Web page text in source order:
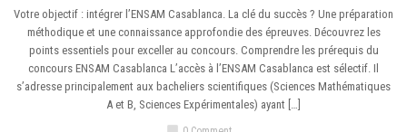
Votre objectif : intégrer l’ENSAM Casablanca. La clé du succès ? Une préparation
méthodique et une connaissance approfondie des épreuves. Découvrez les
points essentiels pour exceller au concours. Comprendre les prérequis du
concours ENSAM Casablanca L’accès à l’ENSAM Casablanca est sélectif. Il
s’adresse principalement aux bacheliers scientifiques (Sciences Mathématiques
A et B, Sciences Expérimentales) ayant […]